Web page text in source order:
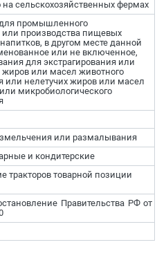
на сельскохозяйственных фермах
промышленного
или производства пищевых
в другом месте данной
или не включенное,
для экстрагирования или
жиров или масел животного
или нелетучих жиров или масел
микробиологического
или размалывания
и кондитерские
тракторов товарной позиции
Правительства РФ от